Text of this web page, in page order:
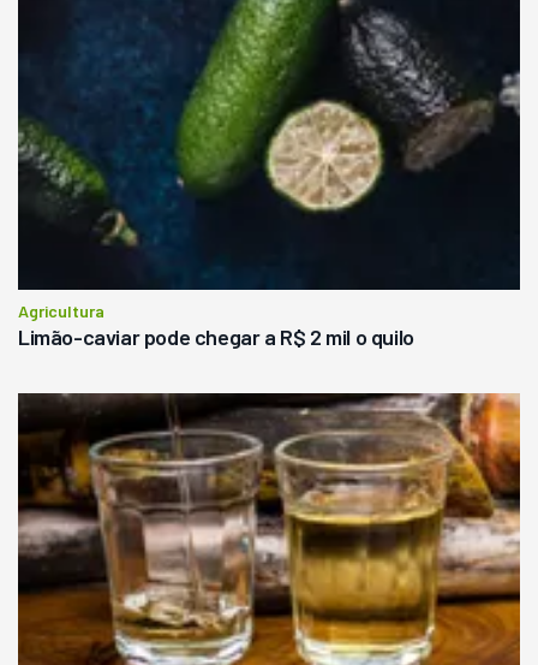
Agricultura
Limão-caviar pode chegar a R$ 2 mil o quilo